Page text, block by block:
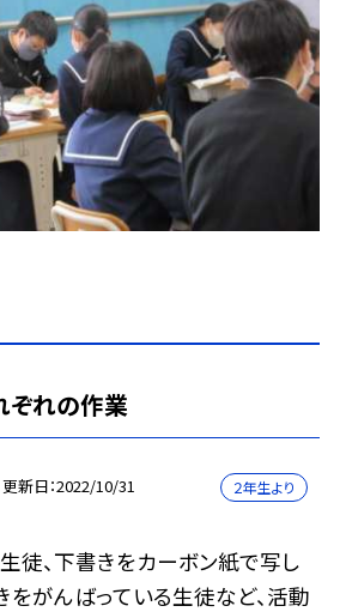
れの作業
更新日 2022/10/31 ２年生より
徒、下書きをカーボン紙で写し
をがんばっている生徒など、活動